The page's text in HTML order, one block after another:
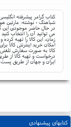
شباهنگ ؛ نوشته: مارتین
در حال حاضر موجودی این
می توانید آن را انتخاب
زمان، این کالا را تهیه
امکان خرید اینترنتی
کالا به صورت سفارش
درخواست و تهیه کالا از
ایران و جهان از طریق
کتابهای پیشنهادی